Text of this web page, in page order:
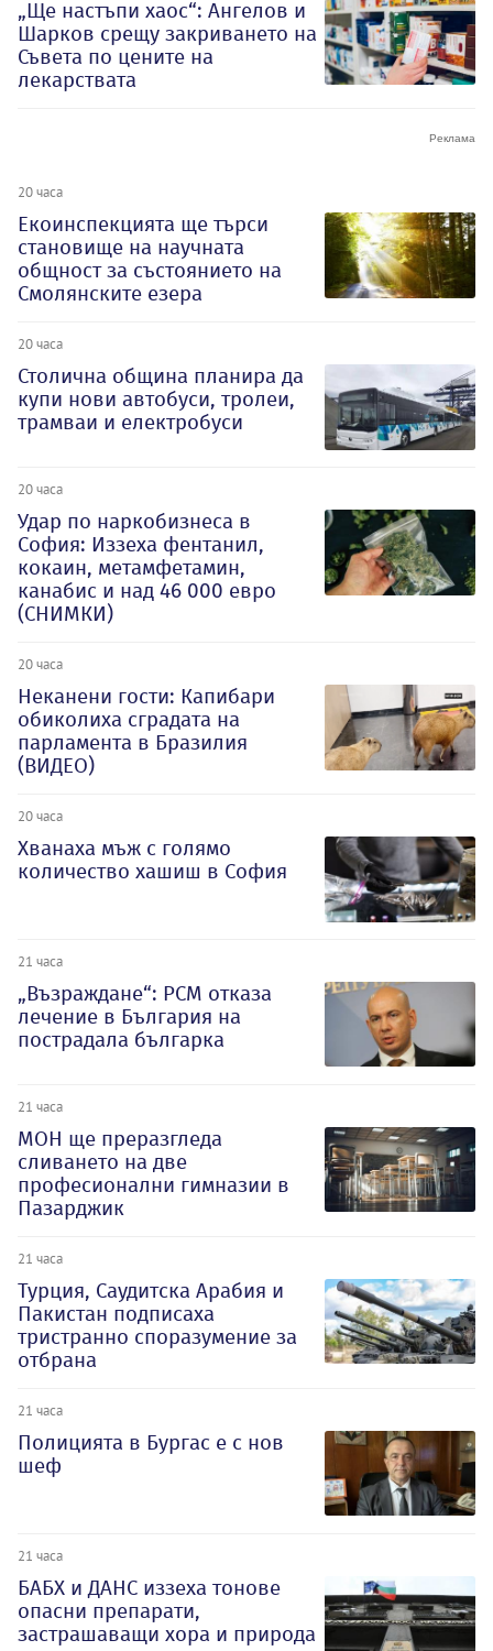
„Ще настъпи хаос“: Ангелов и
Шарков срещу закриването на
Съвета по цените на
лекарствата
20 часа
Екоинспекцията ще търси
становище на научната
общност за състоянието на
Смолянските езера
20 часа
Столична община планира да
купи нови автобуси, тролеи,
трамваи и електробуси
20 часа
Удар по наркобизнеса в
София: Иззеха фентанил,
кокаин, метамфетамин,
канабис и над 46 000 евро
(СНИМКИ)
20 часа
Неканени гости: Капибари
обиколиха сградата на
парламента в Бразилия
(ВИДЕО)
20 часа
Хванаха мъж с голямо
количество хашиш в София
21 часа
„Възраждане“: РСМ отказа
лечение в България на
пострадала българка
21 часа
МОН ще преразгледа
сливането на две
професионални гимназии в
Пазарджик
21 часа
Турция, Саудитска Арабия и
Пакистан подписаха
тристранно споразумение за
отбрана
21 часа
Полицията в Бургас е с нов
шеф
21 часа
БАБХ и ДАНС иззеха тонове
опасни препарати,
застрашаващи хора и природа